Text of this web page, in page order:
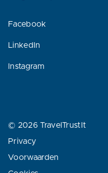
Facebook
LinkedIn
Instagram
© 2026 TravelTrustIt
Privacy
Voorwaarden